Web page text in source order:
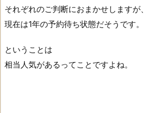
それぞれのご判断におまかせしますが、
現在は1年の予約待ち状態だそうです。
ということは
相当人気があるってことですよね。